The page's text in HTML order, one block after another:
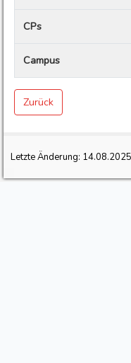
CPs
Campus
Zurück
Letzte Änderung: 14.08.2025